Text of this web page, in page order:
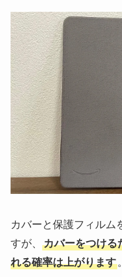
カバーと保護フィルム
すが、 カバーをつける
れる確率は上がります。